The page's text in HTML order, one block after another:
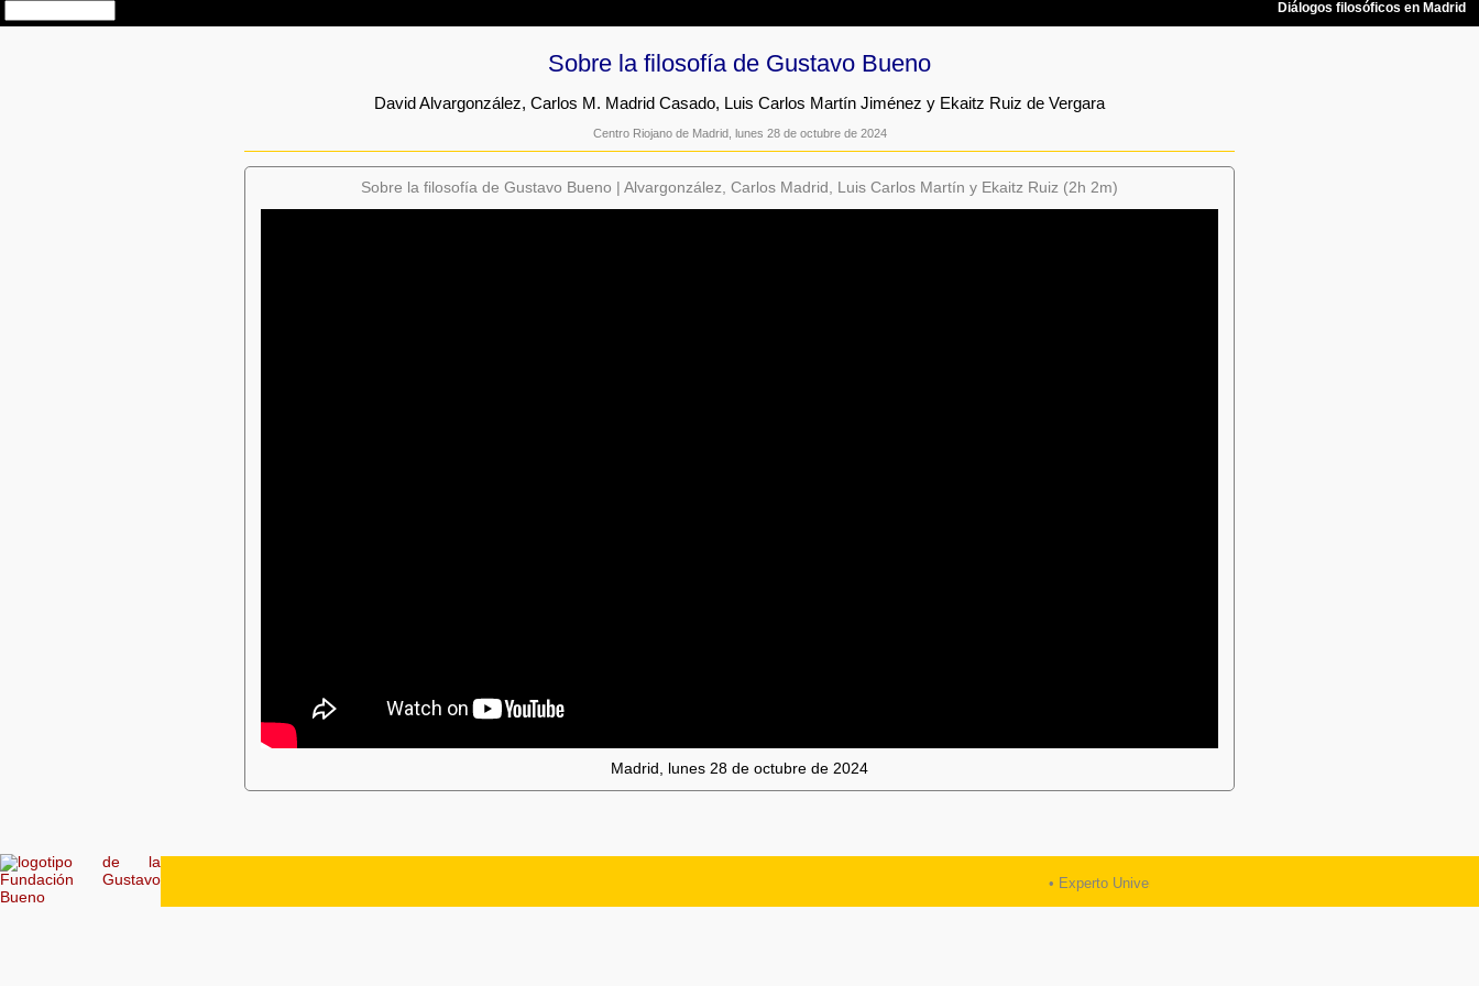
Sobre la filosofía de Gustavo Bueno
David Alvargonzález, Carlos M. Madrid Casado, Luis Carlos Martín Jiménez y Ekaitz Ruiz de Vergara
Centro Riojano de Madrid, lunes 28 de octubre de 2024
Sobre la filosofía de Gustavo Bueno | Alvargonzález, Carlos Madrid, Luis Carlos Martín y Ekaitz Ruiz (2h 2m)
Madrid, lunes 28 de octubre de 2024